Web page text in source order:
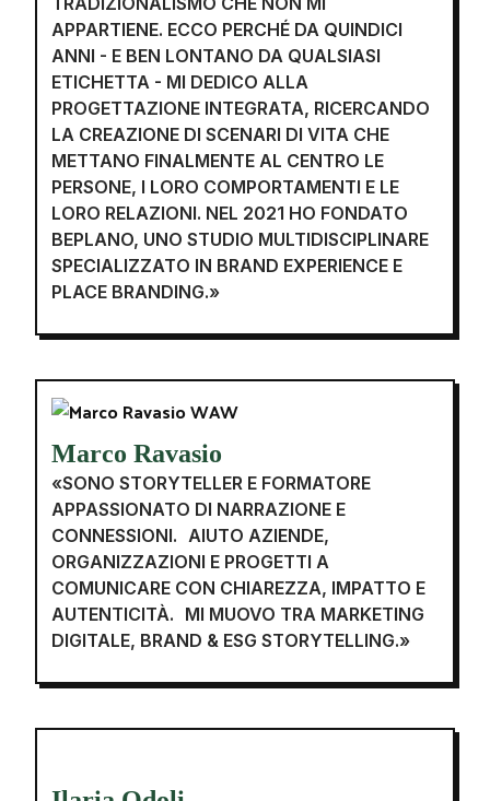
APPARTIENE. ECCO PERCHÉ DA QUINDICI
ANNI - E BEN LONTANO DA QUALSIASI
ETICHETTA - MI DEDICO ALLA
PROGETTAZIONE INTEGRATA, RICERCANDO
LA CREAZIONE DI SCENARI DI VITA CHE
METTANO FINALMENTE AL CENTRO LE
PERSONE, I LORO COMPORTAMENTI E LE
LORO RELAZIONI. NEL 2021 HO FONDATO
BEPLANO, UNO STUDIO MULTIDISCIPLINARE
SPECIALIZZATO IN BRAND EXPERIENCE E
PLACE BRANDING.»
Marco Ravasio
«SONO STORYTELLER E FORMATORE
APPASSIONATO DI NARRAZIONE E
CONNESSIONI. AIUTO AZIENDE,
ORGANIZZAZIONI E PROGETTI A
COMUNICARE CON CHIAREZZA, IMPATTO E
AUTENTICITÀ. MI MUOVO TRA MARKETING
DIGITALE, BRAND & ESG STORYTELLING.»